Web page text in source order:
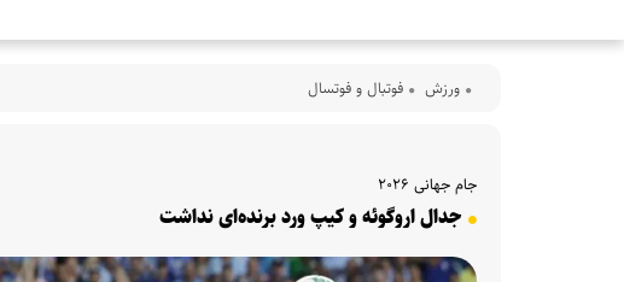
ورزش فوتبال و فوتسال
جام جهانی ۲۰۲۶
جدال اروگوئه و کیپ ورد برنده‌ای نداشت